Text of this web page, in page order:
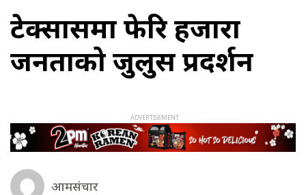
टेक्सासमा फेरि हजारौँ
जनताको जुलुस प्रदर्शन
आमसंचार